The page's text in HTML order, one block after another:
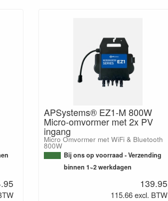
APSystems® EZ1-M 800W
Micro-omvormer met 2x PV
ingang
Micro Omvormer met WiFi & Bluetooth
800W
Bij ons op voorraad - Verzending
binnen 1~2 werkdagen
139.95
115.66 excl. BTW